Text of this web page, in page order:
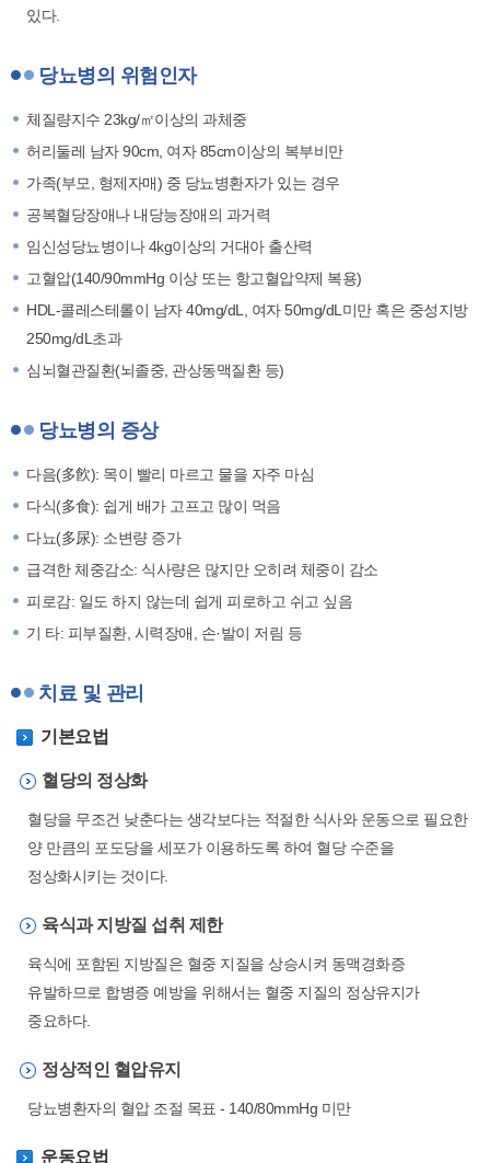
있다.
당뇨병의 위험인자
체질량지수 23kg/㎡이상의 과체중
허리둘레 남자 90cm, 여자 85cm이상의 복부비만
가족(부모, 형제자매) 중 당뇨병환자가 있는 경우
공복혈당장애나 내당능장애의 과거력
임신성당뇨병이나 4kg이상의 거대아 출산력
고혈압(140/90mmHg 이상 또는 항고혈압약제 복용)
HDL-콜레스테롤이 남자 40mg/dL, 여자 50mg/dL미만 혹은 중성지방
250mg/dL초과
심뇌혈관질환(뇌졸중, 관상동맥질환 등)
당뇨병의 증상
다음(多飮): 목이 빨리 마르고 물을 자주 마심
다식(多食): 쉽게 배가 고프고 많이 먹음
다뇨(多尿): 소변량 증가
급격한 체중감소: 식사량은 많지만 오히려 체중이 감소
피로감: 일도 하지 않는데 쉽게 피로하고 쉬고 싶음
기 타: 피부질환, 시력장애, 손·발이 저림 등
치료 및 관리
기본요법
혈당의 정상화
혈당을 무조건 낮춘다는 생각보다는 적절한 식사와 운동으로 필요한
양 만큼의 포도당을 세포가 이용하도록 하여 혈당 수준을
정상화시키는 것이다.
육식과 지방질 섭취 제한
육식에 포함된 지방질은 혈중 지질을 상승시켜 동맥경화증
유발하므로 합병증 예방을 위해서는 혈중 지질의 정상유지가
중요하다.
정상적인 혈압유지
당뇨병환자의 혈압 조절 목표 - 140/80mmHg 미만
운동요법